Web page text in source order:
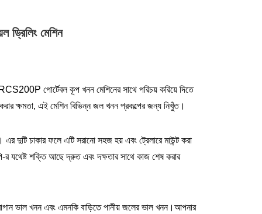
ড্রিলিং মেশিন
পোর্টেবল কূপ খনন মেশিনের সাথে পরিচয় করিয়ে দিতে
ক্ষমতা, এই মেশিন বিভিন্ন জল খনন প্রকল্পের জন্য নিখুঁত।
চাকার ফলে এটি সরানো সহজ হয় এবং ট্রেলারে মাউন্ট করা
র যথেষ্ট শক্তি আছে দ্রুত এবং দক্ষতার সাথে কাজ শেষ করার
ভাল খনন এবং এমনকি বাড়িতে পানীয় জলের ভাল খনন।আপনার